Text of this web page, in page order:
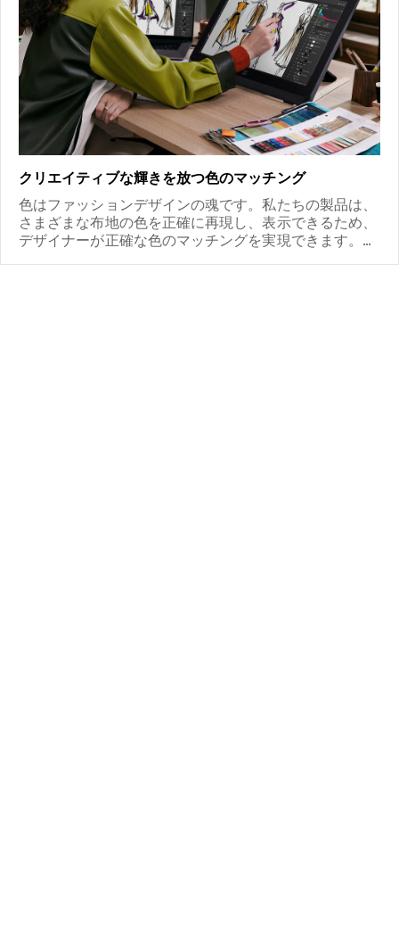
クリエイティブな輝きを放つ色のマッチング
色はファッションデザインの魂です。私たちの製品は、
さまざまな布地の色を正確に再現し、表示できるため、
デザイナーが正確な色のマッチングを実現できます。タ